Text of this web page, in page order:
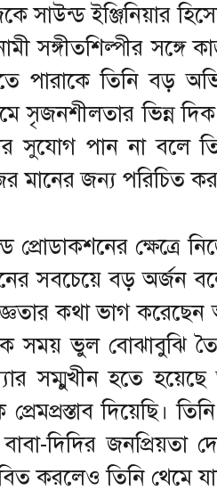
সাউন্ড ইঞ্জিনিয়ার
সঙ্গীতশিল্পীর সঙ্গে
পারাকে তিনি বড়
সৃজনশীলতার ভিন্ন
সুযোগ পান না বলে
মানের জন্য পরিচিত
প্রোডাকশনের ক্ষেত্রে
সবচেয়ে বড় অর্জন
কথা ভাগ করেছেন
সময় ভুল বোঝাবুঝি
সম্মুখীন হতে
প্রেমপ্রস্তাব দিয়েছি।
দিদির জনপ্রিয়তা
করলেও তিনি থেমে